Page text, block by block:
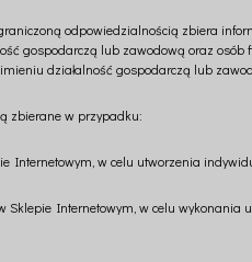
odpowiedzialnością zbiera
gospodarczą lub zawodową oraz
działalność gospodarczą lub
zbierane w przypadku:
Internetowym, w celu utworzenia
Sklepie Internetowym, w celu wykonania